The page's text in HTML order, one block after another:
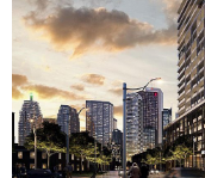
加拿大房地产网站
大多伦多教育网站
大多伦多医疗机构
加拿大银行贷款机构